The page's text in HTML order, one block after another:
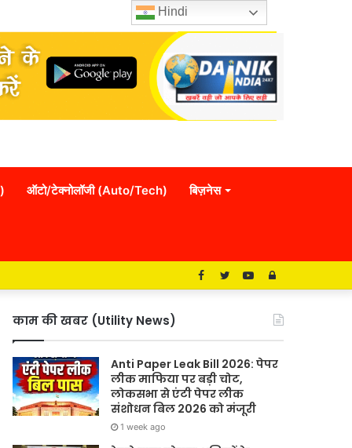
ऑटो/टेक्नोलॉजी (Auto/Tech) बिज़नेस
Log
YouTube
Twitter
Facebook
काम की खबर (Utility News)
Anti Paper Leak Bill 2026: पेपर
लीक माफिया पर बड़ी चोट,
लोकसभा से एंटी पेपर लीक
संशोधन बिल 2026 को मंजूरी
1 week ago
Hindi